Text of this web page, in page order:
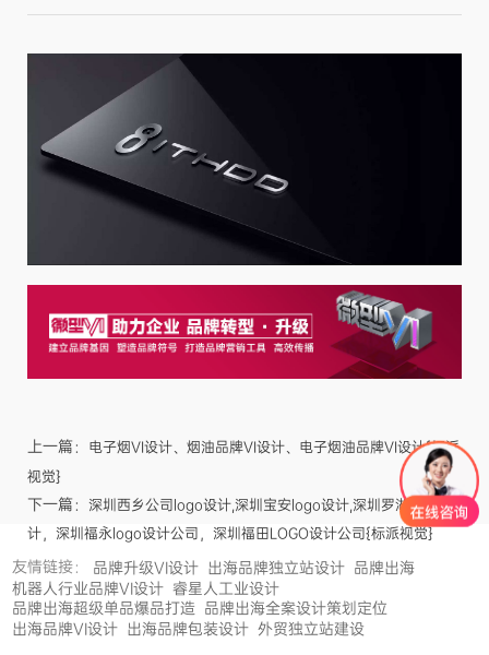
上一篇： 电子烟VI设计、烟油品牌VI设计、电子烟油品牌VI设计{标派
视觉}
下一篇： 深圳西乡公司logo设计,深圳宝安logo设计,深圳罗湖logo设
计，深圳福永logo设计公司，深圳福田LOGO设计公司{标派视觉}
友情链接： 品牌升级VI设计 出海品牌独立站设计 品牌出海
机器人行业品牌VI设计 睿星人工业设计
品牌出海超级单品爆品打造 品牌出海全案设计策划定位
出海品牌VI设计 出海品牌包装设计 外贸独立站建设